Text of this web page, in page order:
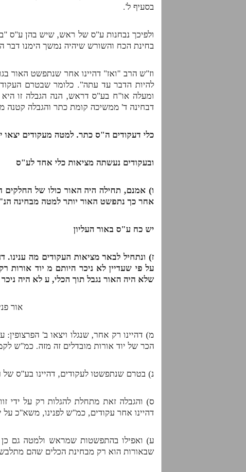
בסעיף ל'.
ולפיכך נבחנות ע"ס של ראש, שיש בהן ע"ס
בחינת הכח והשורש שיהיה נמשך הימנו
וז"ש הרב "ואז" דהיינו אחר שנתפשט האור
להיות הדבר עד עתה". כלומר שבטרם
ומעלה או"ח בע"ס דראש, הנה הגבלה זו
דבחינה ד' ממשיכה קומת כתר והגבלה קטנה
כלי דעקודים ה"ס כתר. למטה מעקודים יצאו
ובעקודים נעשתה מציאות כלי אחד לע"ס
ו) אמנם, תחילה היה האור כולו של החלקים
אחר כך נתפשט האור יותר למטה מבחינה
יש כח ע"ס באור העליון
ז) ונתחיל לבאר מציאות העקודים מה
על פי שעדיין לא ניכר היותם מיוד אורות
שלא היה האור נגבל תוך הכלי, ע לא היה ניכר
אור
מ) דהיינו רק אחר, שנגלו ויצאו ב'
הכר של יוד אורות מובדלים זה מזה. כמ"ש
נ) בטרם שנתפשטו לעקודים, דהיינו בע"ס
ס) והגבלה זאת מתחלת להגלות רק על ידי
דהיינו אחר עקודים, כמ"ש לפנינו, משא"כ
ע) ואפילו בהתפשטות שמראש ולמטה גם כן
שבאורות הוא רק מבחינת הכלים שהם